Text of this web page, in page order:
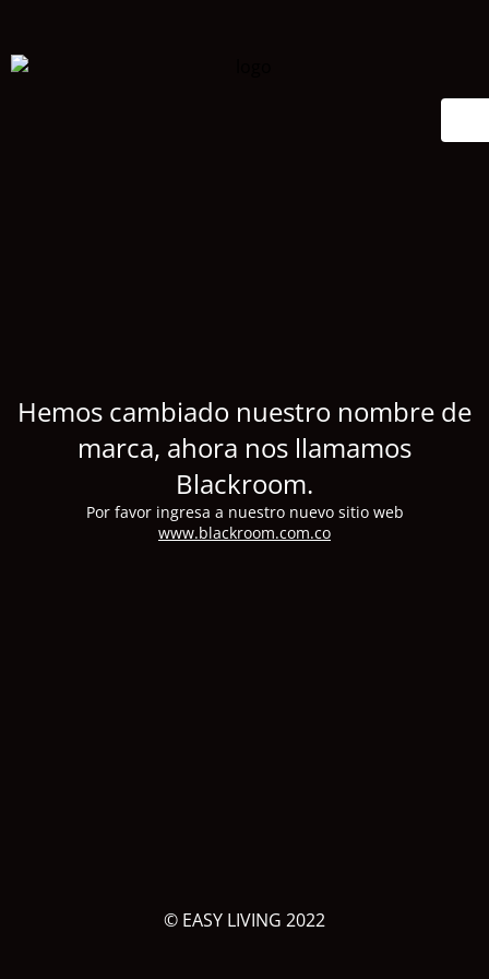
Hemos cambiado nuestro nombre de
marca, ahora nos llamamos
Blackroom.
Por favor ingresa a nuestro nuevo sitio web
www.blackroom.com.co
© EASY LIVING 2022